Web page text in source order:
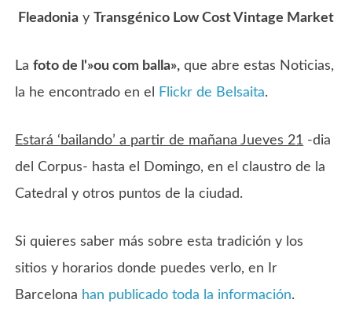
Fleadonia y Transgénico Low Cost Vintage Market
Lafoto de l'»ou com balla», que abre estas Noticias,
la he encontrado en el
Flickr de Belsaita.
Estará ‘bailando’ a partir de mañana Jueves 21 -dia
del Corpus- hasta el Domingo, en el claustro de la
Catedral y otros puntos de la ciudad.
Si quieres saber más sobre esta tradición y los
sitios y horarios donde puedes verlo, en Ir
Barcelona han publicado toda la información.